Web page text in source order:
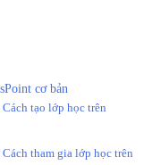
cơ bản
tạo lớp học trên
tham gia lớp học trên